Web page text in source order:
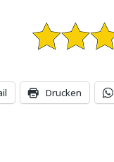
Drucken